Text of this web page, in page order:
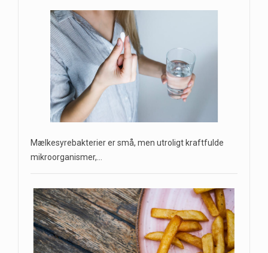
Mælkesyrebakterier er små, men utroligt kraftfulde
mikroorganismer,…